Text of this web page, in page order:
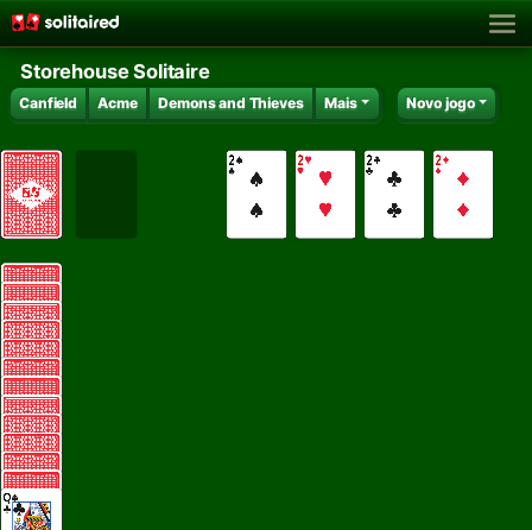
Storehouse Solitaire
Canfield Acme Demons and Thieves Mais Novo jogo